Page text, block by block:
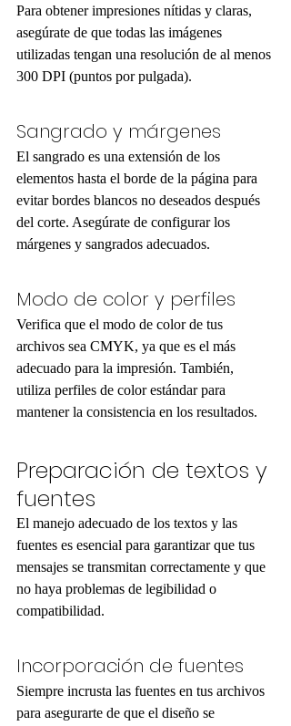
Para obtener impresiones nítidas y claras,
asegúrate de que todas las imágenes
utilizadas tengan una resolución de al menos
300 DPI (puntos por pulgada).
Sangrado y márgenes
El sangrado es una extensión de los
elementos hasta el borde de la página para
evitar bordes blancos no deseados después
del corte. Asegúrate de configurar los
márgenes y sangrados adecuados.
Modo de color y perfiles
Verifica que el modo de color de tus
archivos sea CMYK, ya que es el más
adecuado para la impresión. También,
utiliza perfiles de color estándar para
mantener la consistencia en los resultados.
Preparación de textos y
fuentes
El manejo adecuado de los textos y las
fuentes es esencial para garantizar que tus
mensajes se transmitan correctamente y que
no haya problemas de legibilidad o
compatibilidad.
Incorporación de fuentes
Siempre incrusta las fuentes en tus archivos
para asegurarte de que el diseño se